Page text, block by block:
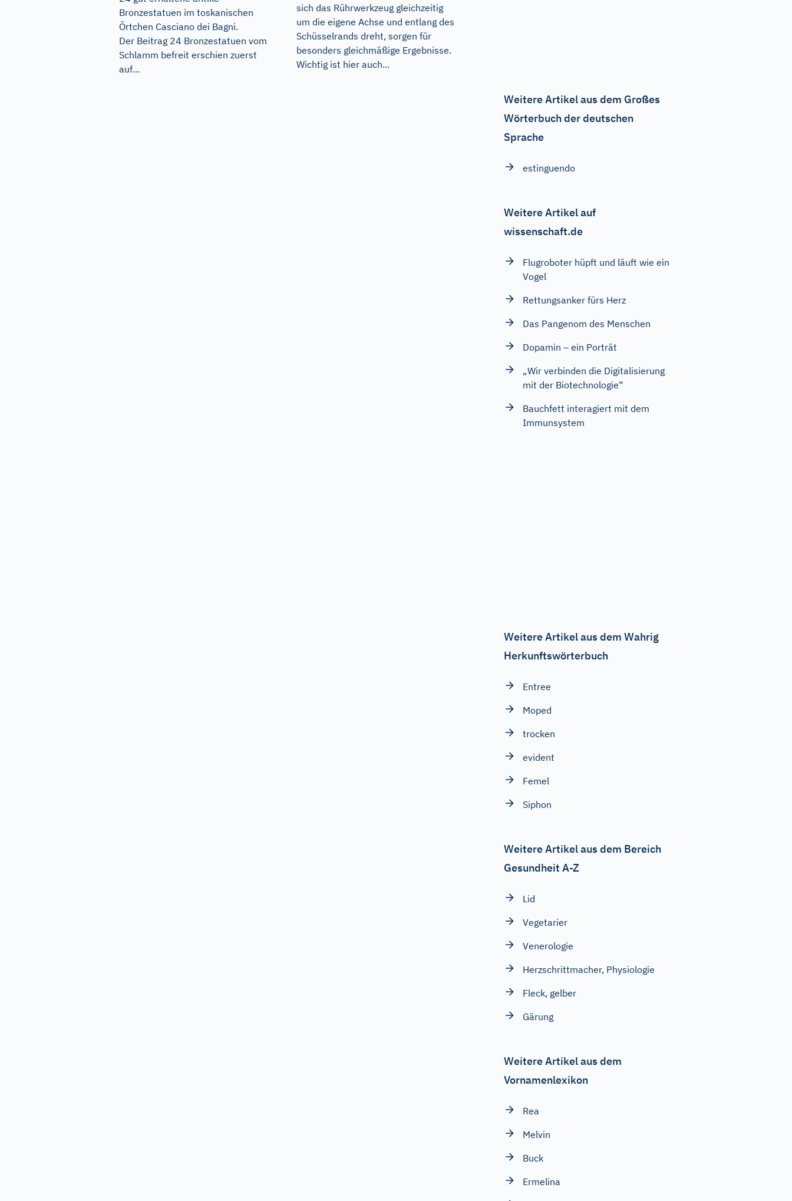
Bronzestatuen im toskanischen
Örtchen Casciano dei Bagni.
Der Beitrag 24 Bronzestatuen vom
Schlamm befreit erschien zuerst
auf...
sich das Rührwerkzeug gleichzeitig
um die eigene Achse und entlang des
Schüsselrands dreht, sorgen für
besonders gleichmäßige Ergebnisse.
Wichtig ist hier auch...
Weitere Artikel aus dem Großes
Wörterbuch der deutschen
Sprache
estinguendo
Weitere Artikel auf
wissenschaft.de
Flugroboter hüpft und läuft wie ein
Vogel
Rettungsanker fürs Herz
Das Pangenom des Menschen
Dopamin – ein Porträt
„Wir verbinden die Digitalisierung
mit der Biotechnologie“
Bauchfett interagiert mit dem
Immunsystem
Weitere Artikel aus dem Wahrig
Herkunftswörterbuch
Entree
Moped
trocken
evident
Femel
Siphon
Weitere Artikel aus dem Bereich
Gesundheit A-Z
Lid
Vegetarier
Venerologie
Herzschrittmacher, Physiologie
Fleck, gelber
Gärung
Weitere Artikel aus dem
Vornamenlexikon
Rea
Melvin
Buck
Ermelina